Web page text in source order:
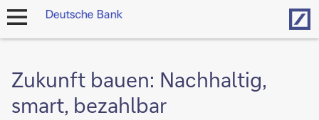
Navigation
Zukunft bauen: Nachhaltig,
smart, bezahlbar